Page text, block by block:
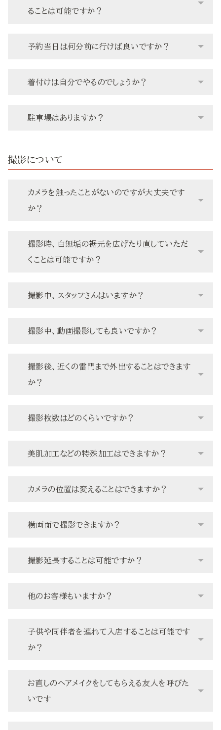
ることは可能ですか？
予約当日は何分前に行けば良いですか？
着付けは自分でやるのでしょうか？
駐車場はありますか？
撮影について
カメラを触ったことがないのですが大丈夫です
か？
撮影時、白無垢の裾元を広げたり直していただ
くことは可能ですか？
撮影中、スタッフさんはいますか？
撮影中、動画撮影しても良いですか？
撮影後、近くの雷門まで外出することはできます
か？
撮影枚数はどのくらいですか？
美肌加工などの特殊加工はできますか？
カメラの位置は変えることはできますか？
横画面で撮影できますか？
撮影延長することは可能ですか？
他のお客様もいますか？
子供や同伴者を連れて入店することは可能です
か？
お直しのヘアメイクをしてもらえる友人を呼びた
いです